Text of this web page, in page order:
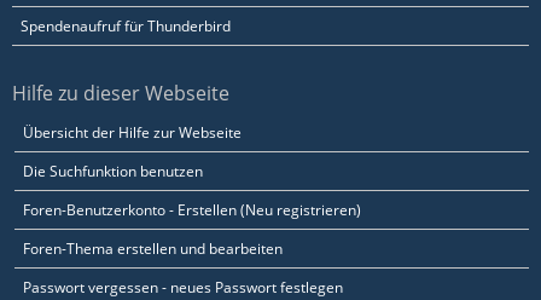
Spendenaufruf für Thunderbird
Hilfe zu dieser Webseite
Übersicht der Hilfe zur Webseite
Die Suchfunktion benutzen
Foren-Benutzerkonto - Erstellen (Neu registrieren)
Foren-Thema erstellen und bearbeiten
Passwort vergessen - neues Passwort festlegen